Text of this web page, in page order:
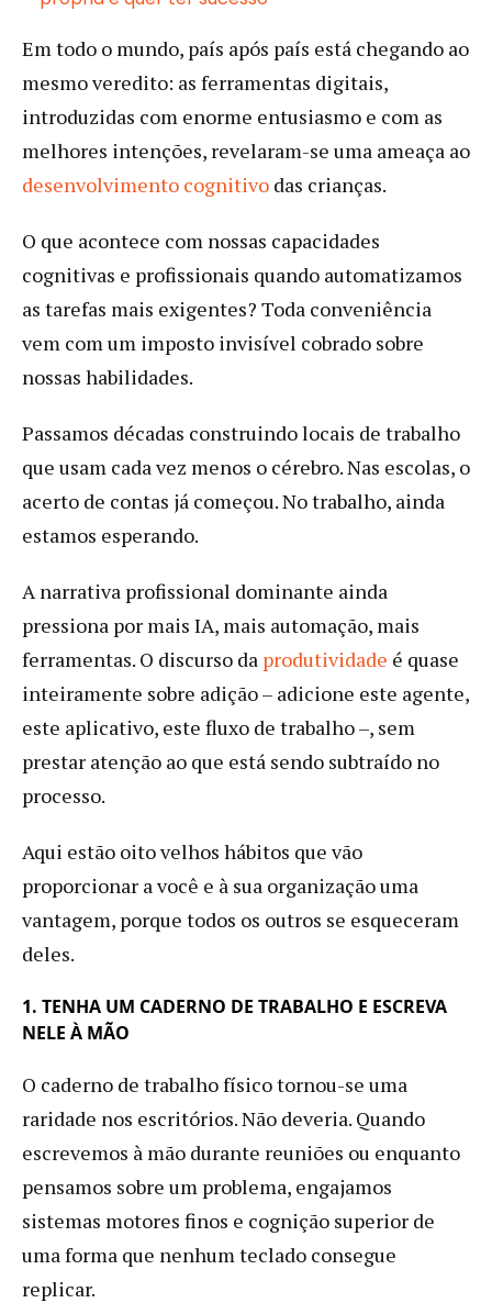
Em todo o mundo, país após país está chegando ao
mesmo veredito: as ferramentas digitais,
introduzidas com enorme entusiasmo e com as
melhores intenções, revelaram-se uma ameaça ao
desenvolvimento cognitivo das crianças.
O que acontece com nossas capacidades
cognitivas e profissionais quando automatizamos
as tarefas mais exigentes? Toda conveniência
vem com um imposto invisível cobrado sobre
nossas habilidades.
Passamos décadas construindo locais de trabalho
que usam cada vez menos o cérebro. Nas escolas, o
acerto de contas já começou. No trabalho, ainda
estamos esperando.
A narrativa profissional dominante ainda
pressiona por mais IA, mais automação, mais
ferramentas. O discurso da produtividade é quase
inteiramente sobre adição – adicione este agente,
este aplicativo, este fluxo de trabalho –, sem
prestar atenção ao que está sendo subtraído no
processo.
Aqui estão oito velhos hábitos que vão
proporcionar a você e à sua organização uma
vantagem, porque todos os outros se esqueceram
deles.
1. TENHA UM CADERNO DE TRABALHO E ESCREVA
NELE À MÃO
O caderno de trabalho físico tornou-se uma
raridade nos escritórios. Não deveria. Quando
escrevemos à mão durante reuniões ou enquanto
pensamos sobre um problema, engajamos
sistemas motores finos e cognição superior de
uma forma que nenhum teclado consegue
replicar.